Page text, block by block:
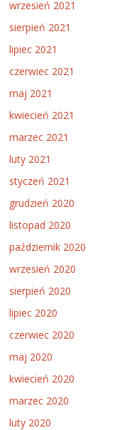
wrzesień 2021
sierpień 2021
lipiec 2021
czerwiec 2021
maj 2021
kwiecień 2021
marzec 2021
luty 2021
styczeń 2021
grudzień 2020
listopad 2020
październik 2020
wrzesień 2020
sierpień 2020
lipiec 2020
czerwiec 2020
maj 2020
kwiecień 2020
marzec 2020
luty 2020